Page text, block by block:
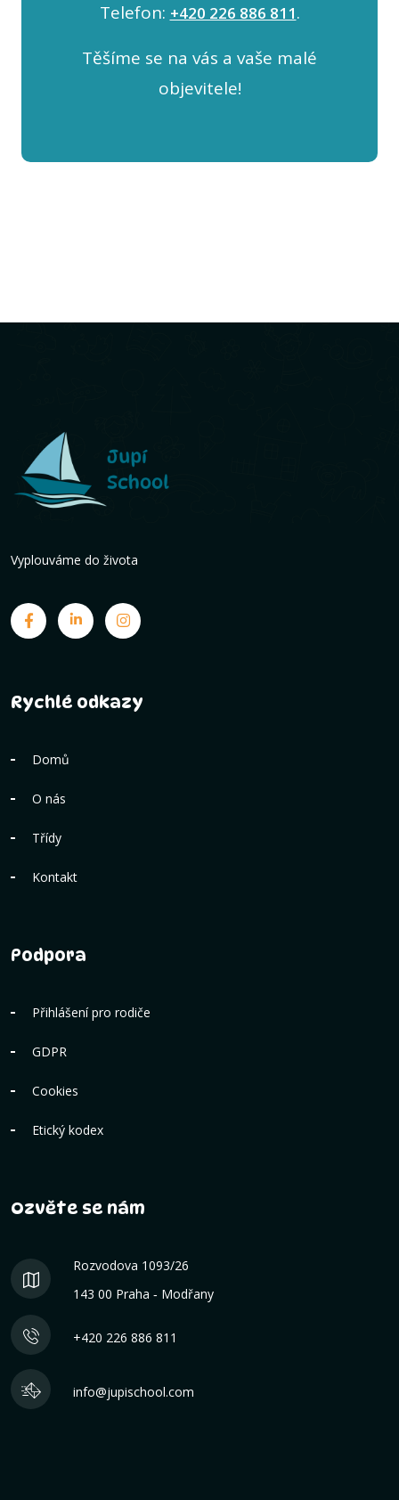
Telefon: +420 226 886 811.
Těšíme se na vás a vaše malé
objevitele!
Vyplouváme do života
Rychlé odkazy
Domů
O nás
Třídy
Kontakt
Podpora
Přihlášení pro rodiče
GDPR
Cookies
Etický kodex
Ozvěte se nám
Rozvodova 1093/26
143 00 Praha ‐ Modřany
+420 226 886 811
info@jupischool.com